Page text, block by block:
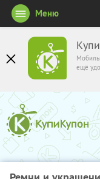
ещё
Меню